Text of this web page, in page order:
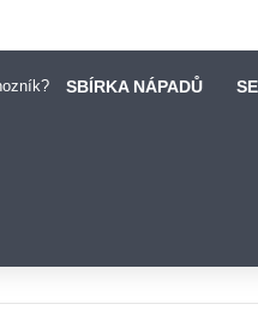
SBÍRKA NÁPADŮ